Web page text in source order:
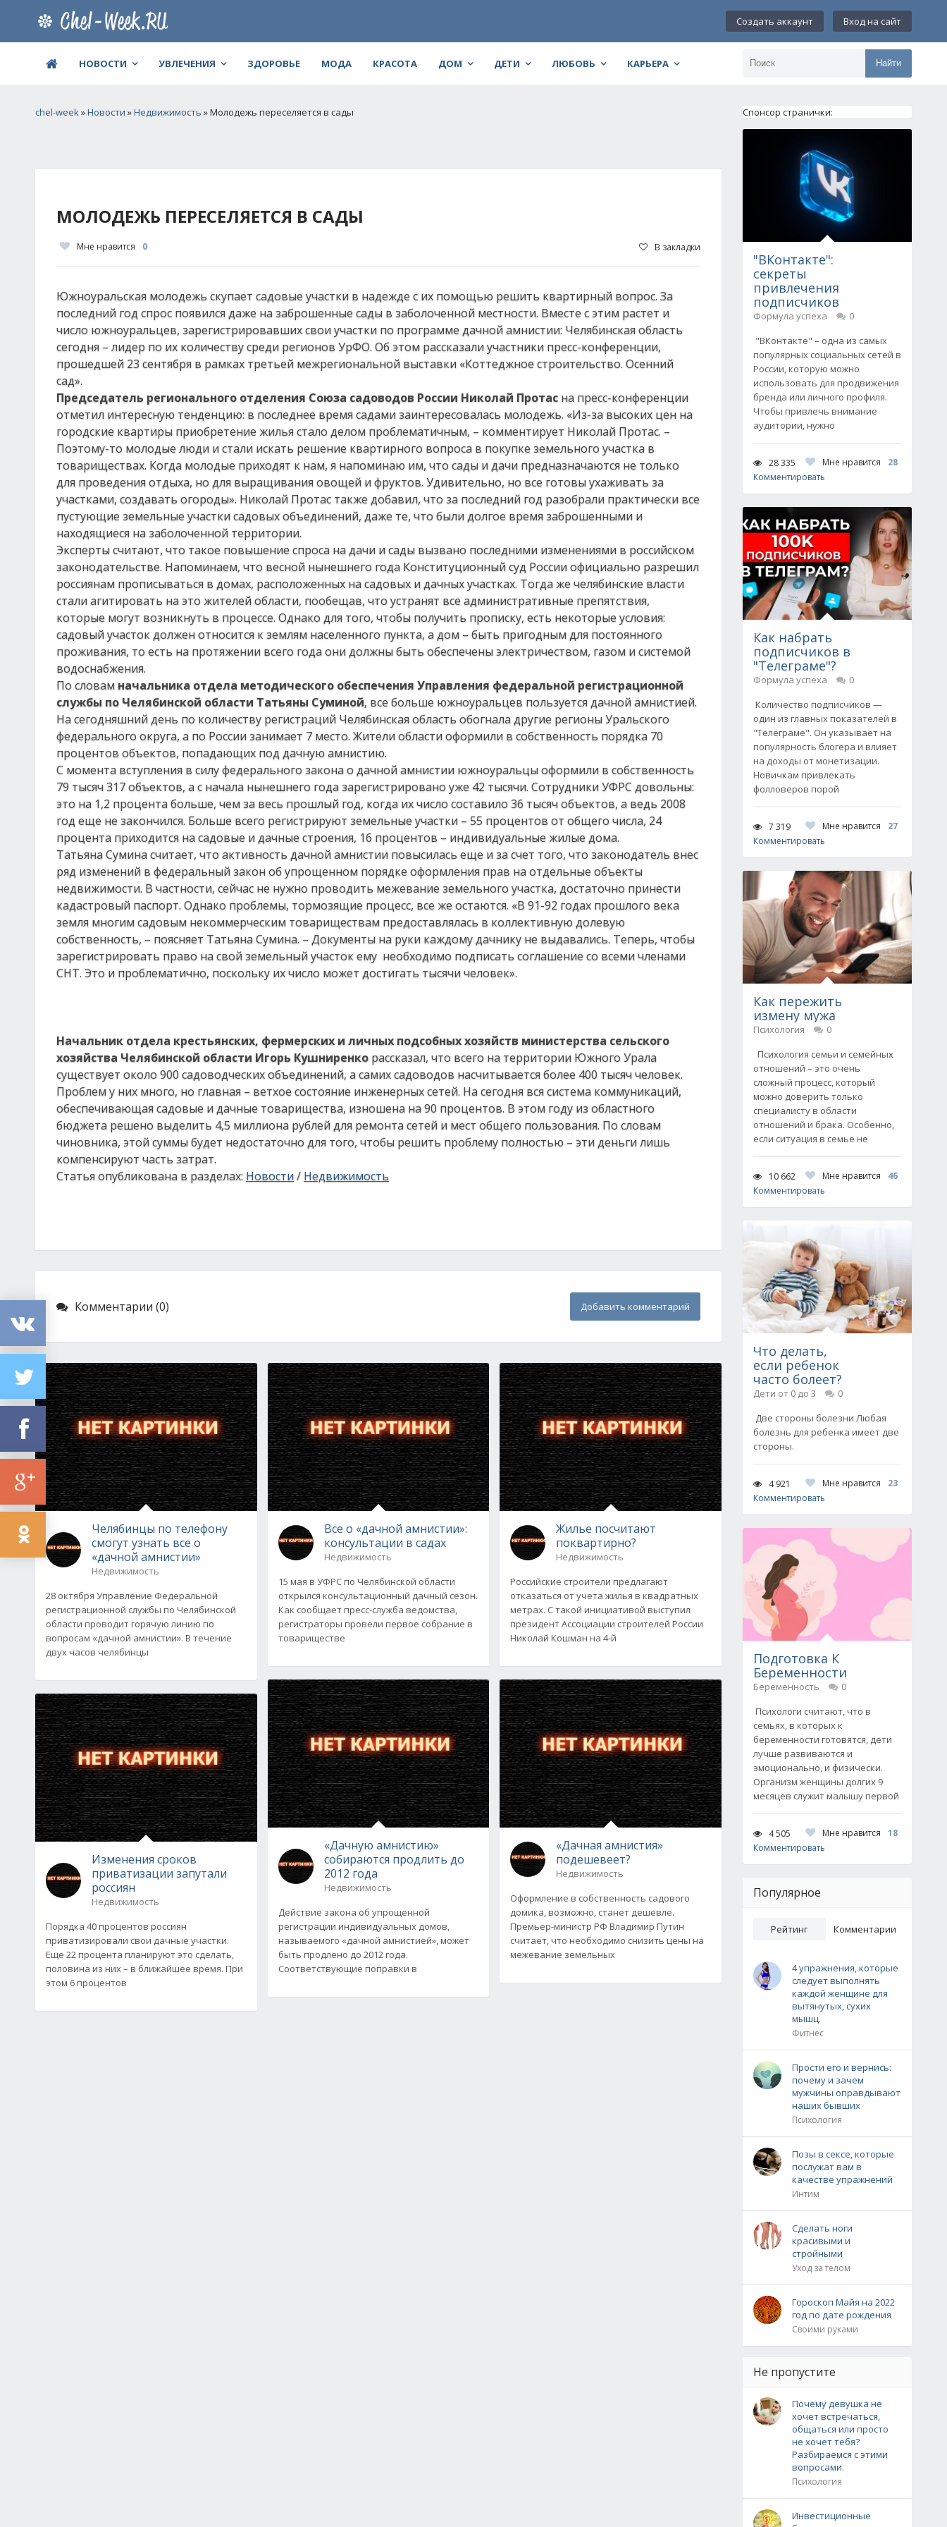
Создать аккаунт Вход на сайт
НОВОСТИ УВЛЕЧЕНИЯ ЗДОРОВЬЕ МОДА КРАСОТА ДОМ ДЕТИ ЛЮБОВЬ КАРЬЕРА Найти
chel-week»Новости »Недвижимость » Молодежь переселяется в сады
МОЛОДЕЖЬ ПЕРЕСЕЛЯЕТСЯ В САДЫ
Мне нравится 0 В закладки
Южноуральская молодежь скупает садовые участки в надежде с их помощью решить квартирный вопрос. За
последний год спрос появился даже на заброшенные сады в заболоченной местности. Вместе с этим растет и
число южноуральцев, зарегистрировавших свои участки по программе дачной амнистии: Челябинская область
сегодня – лидер по их количеству среди регионов УрФО. Об этом рассказали участники пресс-конференции,
прошедшей 23 сентября в рамках третьей межрегиональной выставки «Коттеджное строительство. Осенний
сад».
Председатель регионального отделения Союза садоводов России Николай Протас на пресс-конференции
отметил интересную тенденцию: в последнее время садами заинтересовалась молодежь. «Из-за высоких цен на
городские квартиры приобретение жилья стало делом проблематичным, – комментирует Николай Протас. –
Поэтому-то молодые люди и стали искать решение квартирного вопроса в покупке земельного участка в
товариществах. Когда молодые приходят к нам, я напоминаю им, что сады и дачи предназначаются не только
для проведения отдыха, но для выращивания овощей и фруктов. Удивительно, но все готовы ухаживать за
участками, создавать огороды». Николай Протас также добавил, что за последний год разобрали практически все
пустующие земельные участки садовых объединений, даже те, что были долгое время заброшенными и
находящиеся на заболоченной территории.
Эксперты считают, что такое повышение спроса на дачи и сады вызвано последними изменениями в российском
законодательстве. Напоминаем, что весной нынешнего года Конституционный суд России официально разрешил
россиянам прописываться в домах, расположенных на садовых и дачных участках. Тогда же челябинские власти
стали агитировать на это жителей области, пообещав, что устранят все административные препятствия,
которые могут возникнуть в процессе. Однако для того, чтобы получить прописку, есть некоторые условия:
садовый участок должен относится к землям населенного пункта, а дом – быть пригодным для постоянного
проживания, то есть на протяжении всего года они должны быть обеспечены электричеством, газом и системой
водоснабжения.
По словам начальника отдела методического обеспечения Управления федеральной регистрационной
службы по Челябинской области Татьяны Суминой, все больше южноуральцев пользуется дачной амнистией.
На сегодняшний день по количеству регистраций Челябинская область обогнала другие регионы Уральского
федерального округа, а по России занимает 7 место. Жители области оформили в собственность порядка 70
процентов объектов, попадающих под дачную амнистию.
С момента вступления в силу федерального закона о дачной амнистии южноуральцы оформили в собственность
79 тысяч 317 объектов, а с начала нынешнего года зарегистрировано уже 42 тысячи. Сотрудники УФРС довольны:
это на 1,2 процента больше, чем за весь прошлый год, когда их число составило 36 тысяч объектов, а ведь 2008
год еще не закончился. Больше всего регистрируют земельные участки – 55 процентов от общего числа, 24
процента приходится на садовые и дачные строения, 16 процентов – индивидуальные жилые дома.
Татьяна Сумина считает, что активность дачной амнистии повысилась еще и за счет того, что законодатель внес
ряд изменений в федеральный закон об упрощенном порядке оформления прав на отдельные объекты
недвижимости. В частности, сейчас не нужно проводить межевание земельного участка, достаточно принести
кадастровый паспорт. Однако проблемы, тормозящие процесс, все же остаются. «В 91-92 годах прошлого века
земля многим садовым некоммерческим товариществам предоставлялась в коллективную долевую
собственность, – поясняет Татьяна Сумина. – Документы на руки каждому дачнику не выдавались. Теперь, чтобы
зарегистрировать право на свой земельный участок ему необходимо подписать соглашение со всеми членами
СНТ. Это и проблематично, поскольку их число может достигать тысячи человек».
Начальник отдела крестьянских, фермерских и личных подсобных хозяйств министерства сельского
хозяйства Челябинской области Игорь Кушниренко рассказал, что всего на территории Южного Урала
существует около 900 садоводческих объединений, а самих садоводов насчитывается более 400 тысяч человек.
Проблем у них много, но главная – ветхое состояние инженерных сетей. На сегодня вся система коммуникаций,
обеспечивающая садовые и дачные товарищества, изношена на 90 процентов. В этом году из областного
бюджета решено выделить 4,5 миллиона рублей для ремонта сетей и мест общего пользования. По словам
чиновника, этой суммы будет недостаточно для того, чтобы решить проблему полностью – эти деньги лишь
компенсируют часть затрат.
Статья опубликована в разделах: Новости/ Недвижимость
Комментарии (0) Добавить комментарий
Челябинцы по телефону
смогут узнать все о
«дачной амнистии»
Недвижимость
28 октября Управление Федеральной
регистрационной службы по Челябинской
области проводит горячую линию по
вопросам «дачной амнистии». В течение
двух часов челябинцы
Изменения сроков
приватизации запутали
россиян
Недвижимость
Порядка 40 процентов россиян
приватизировали свои дачные участки.
Еще 22 процента планируют это сделать,
половина из них – в ближайшее время. При
этом 6 процентов
Все о «дачной амнистии»:
консультации в садах
Недвижимость
15 мая в УФРС по Челябинской области
открылся консультационный дачный сезон.
Как сообщает пресс-служба ведомства,
регистраторы провели первое собрание в
товариществе
«Дачную амнистию»
собираются продлить до
2012 года
Недвижимость
Действие закона об упрощенной
регистрации индивидуальных домов,
называемого «дачной амнистией», может
быть продлено до 2012 года.
Соответствующие поправки в
Жилье посчитают
поквартирно?
Недвижимость
Российские строители предлагают
отказаться от учета жилья в квадратных
метрах. С такой инициативой выступил
президент Ассоциации строителей России
Николай Кошман на 4-й
«Дачная амнистия»
подешевеет?
Недвижимость
Оформление в собственность садового
домика, возможно, станет дешевле.
Премьер-министр РФ Владимир Путин
считает, что необходимо снизить цены на
межевание земельных
Спонсор странички:
"ВКонтакте":
секреты
привлечения
подписчиков
Формула успеха
0
"ВКонтакте" – одна из самых
популярных социальных сетей в
России, которую можно
использовать для продвижения
бренда или личного профиля.
Чтобы привлечь внимание
аудитории, нужно
28 335 Мне нравится
28
Комментировать
Как набрать
подписчиков в
"Телеграме"?
Формула успеха
0
Количество подписчиков —
один из главных показателей в
"Телеграме". Он указывает на
популярность блогера и влияет
на доходы от монетизации.
Новичкам привлекать
фолловеров порой
7 319 Мне нравится
27
Комментировать
Как пережить
измену мужа
Психология
0
Психология семьи и семейных
отношений – это очень
сложный процесс, который
можно доверить только
специалисту в области
отношений и брака. Особенно,
если ситуация в семье не
10 662 Мне нравится
46
Комментировать
Что делать,
если ребенок
часто болеет?
Дети от 0 до 3
0
Две стороны болезни Любая
болезнь для ребенка имеет две
стороны.
4 921 Мне нравится
23
Комментировать
Подготовка К
Беременности
Беременность
0
Психологи считают, что в
семьях, в которых к
беременности готовятся, дети
лучше развиваются и
эмоционально, и физически.
Организм женщины долгих 9
месяцев служит малышу первой
4 505 Мне нравится
18
Комментировать
Популярное
Рейтинг Комментарии
4 упражнения, которые
следует выполнять
каждой женщине для
вытянутых, сухих
мышц.
Фитнес
Прости его и вернись:
почему и зачем
мужчины оправдывают
наших бывших
Психология
Позы в сексе, которые
послужат вам в
качестве упражнений
Интим
Сделать ноги
красивыми и
стройными
Уход за телом
Гороскоп Майя на 2022
год по дате рождения
Своими руками
Не пропустите
Почему девушка не
хочет встречаться,
общаться или просто
не хочет тебя?
Разбираемся с этими
вопросами.
Психология
Инвестиционные